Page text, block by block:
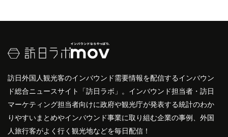
訪日外国人観光客のインバウンド需要情報を配信するインバウン
ド総合ニュースサイト「訪日ラボ」。インバウンド担当者・訪日
マーケティング担当者向けに政府や観光庁が発表する統計のわか
りやすいまとめやインバウンド事業に取り組む企業の事例、外国
人旅行客がよく行く観光地などを毎日配信！